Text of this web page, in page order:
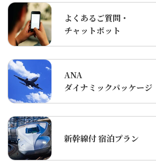
よくあるご質問・
チャットボット
ANA
ダイナミックパッケージ
新幹線付 宿泊プラン